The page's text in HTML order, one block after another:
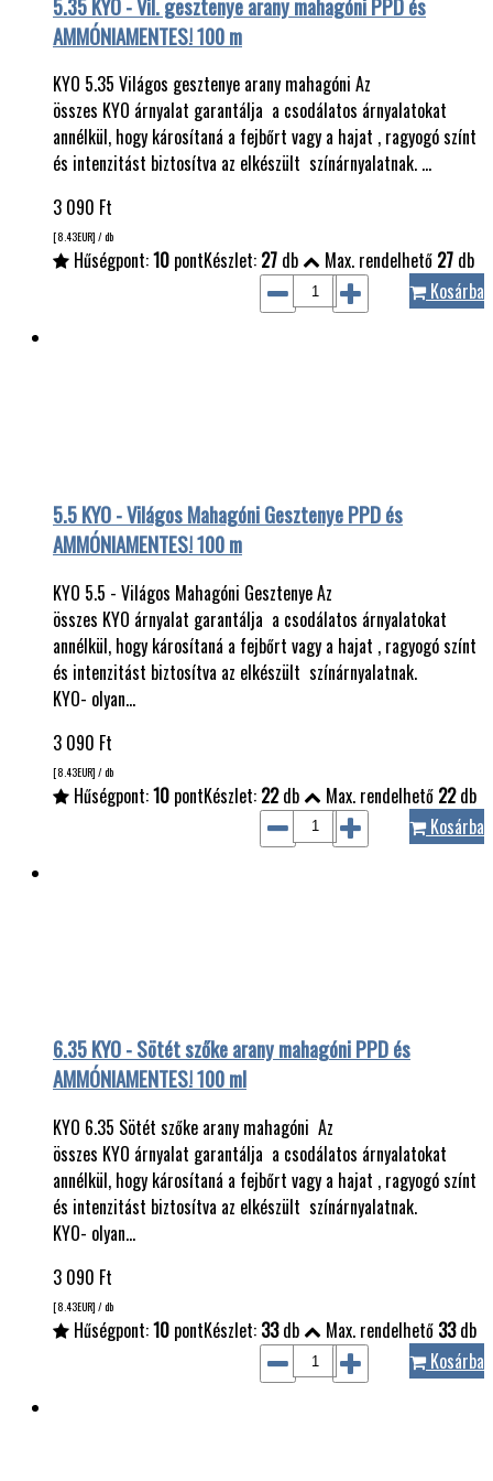
AMMÓNIAMENTES! 100 m
KYO 5.35 Világos gesztenye arany mahagóni Az
összes KYO árnyalat garantálja a csodálatos árnyalatokat
annélkül, hogy károsítaná a fejbőrt vagy a hajat , ragyogó színt
és intenzitást biztosítva az elkészült színárnyalatnak. …
3 090 Ft
[8.43EUR] / db
Hűségpont:10 pontKészlet: 27 db Max. rendelhető 27 db
Kosárba
5.5 KYO - Világos Mahagóni Gesztenye PPD és
AMMÓNIAMENTES! 100 m
KYO 5.5 - Világos Mahagóni Gesztenye Az
összes KYO árnyalat garantálja a csodálatos árnyalatokat
annélkül, hogy károsítaná a fejbőrt vagy a hajat , ragyogó színt
és intenzitást biztosítva az elkészült színárnyalatnak.
KYO- olyan…
3 090 Ft
[8.43EUR] / db
Hűségpont:10 pontKészlet: 22db Max. rendelhető 22db
Kosárba
6.35 KYO - Sötét szőke arany mahagóni PPD és
AMMÓNIAMENTES! 100 ml
KYO 6.35 Sötét szőke arany mahagóni Az
összes KYO árnyalat garantálja a csodálatos árnyalatokat
annélkül, hogy károsítaná a fejbőrt vagy a hajat , ragyogó színt
és intenzitást biztosítva az elkészült színárnyalatnak.
KYO- olyan…
3 090 Ft
[8.43EUR] / db
Hűségpont:10 pontKészlet: 33db Max. rendelhető 33db
Kosárba